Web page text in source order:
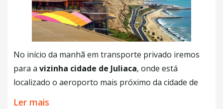
Puno onde orestante da tarde sera livre.
Experiências opcionais
•Experiência Vivencial em Capachica, Uros e Ilha
Taquile (2 dias)
•
Experiência Vivencial Ilha Amantani, Uros e Taquile
No início da manhã em transporte privado iremos
para a vizinha cidade de Juliaca, onde está
localizado o aeroporto mais próximo da cidade de
Puno. (45km Aprox). De onde pegaremos nosso
Ler mais